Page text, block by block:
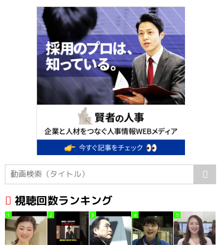
視聴回数ランキング
1 2 3 4 5